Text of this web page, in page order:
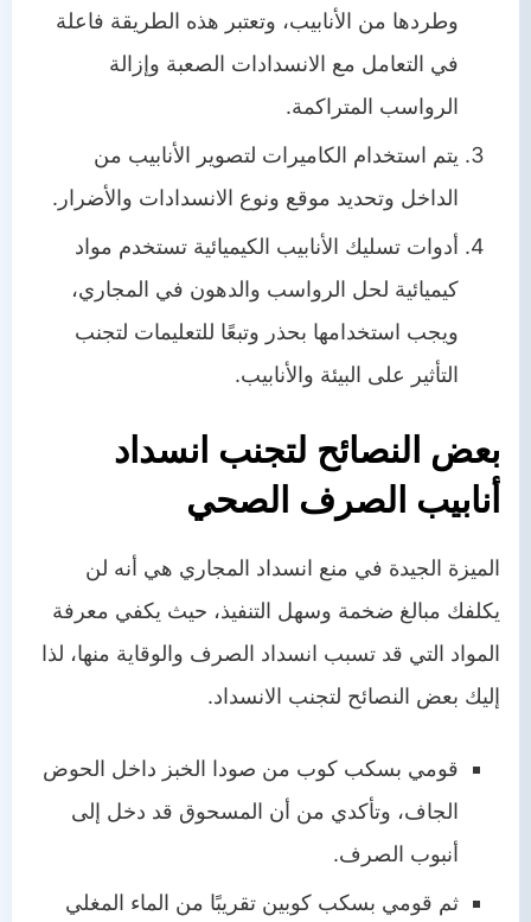
وطردها من الأنابيب، وتعتبر هذه الطريقة فاعلة
في التعامل مع الانسدادات الصعبة وإزالة
الرواسب المتراكمة.
يتم استخدام الكاميرات لتصوير الأنابيب من
الداخل وتحديد موقع ونوع الانسدادات والأضرار.
أدوات تسليك الأنابيب الكيميائية تستخدم مواد
كيميائية لحل الرواسب والدهون في المجاري،
ويجب استخدامها بحذر وتبعًا للتعليمات لتجنب
التأثير على البيئة والأنابيب.
بعض النصائح لتجنب انسداد
أنابيب الصرف الصحي
الميزة الجيدة في منع انسداد المجاري هي أنه لن
يكلفك مبالغ ضخمة وسهل التنفيذ، حيث يكفي معرفة
المواد التي قد تسبب انسداد الصرف والوقاية منها، لذا
إليك بعض النصائح لتجنب الانسداد.
قومي بسكب كوب من صودا الخبز داخل الحوض
الجاف، وتأكدي من أن المسحوق قد دخل إلى
أنبوب الصرف.
ثم قومي بسكب كوبين تقريبًا من الماء المغلي